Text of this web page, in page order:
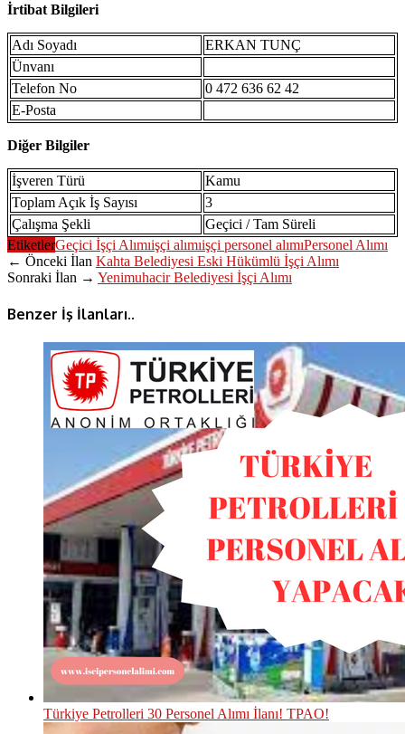
İrtibat Bilgileri
Adı Soyadı
ERKAN TUNÇ
Ünvanı
Telefon No
0 472 636 62 42
E-Posta
Diğer Bilgiler
İşveren Türü
Kamu
Toplam Açık İş Sayısı
3
Çalışma Şekli
Geçici / Tam Süreli
EtiketlerGeçici İşçi Alımıişçi alımıişçi personel alımıPersonel Alımı
← Önceki İlan Kahta Belediyesi Eski Hükümlü İşçi Alımı
Sonraki İlan → Yenimuhacir Belediyesi İşçi Alımı
Benzer İş İlanları..
Türkiye Petrolleri 30 Personel Alımı İlanı! TPAO!